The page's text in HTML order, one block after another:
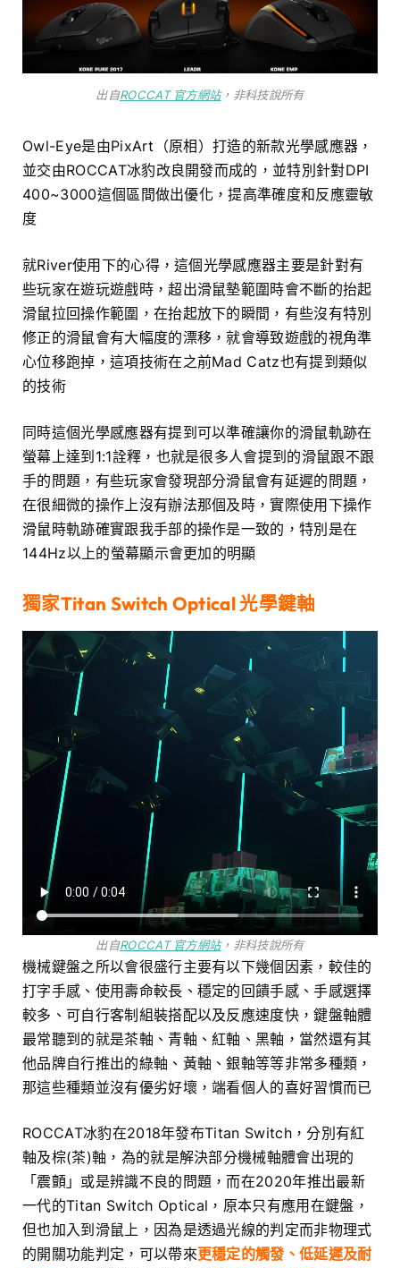
出自ROCCAT 官方網站，非科技說所有
Owl-Eye是由PixArt（原相）打造的新款光學感應器，
並交由ROCCAT冰豹改良開發而成的，並特別針對DPI
400~3000這個區間做出優化，提高準確度和反應靈敏
度
就River使用下的心得，這個光學感應器主要是針對有
些玩家在遊玩遊戲時，超出滑鼠墊範圍時會不斷的抬起
滑鼠拉回操作範圍，在抬起放下的瞬間，有些沒有特別
修正的滑鼠會有大幅度的漂移，就會導致遊戲的視角準
心位移跑掉，這項技術在之前Mad Catz也有提到類似
的技術
同時這個光學感應器有提到可以準確讓你的滑鼠軌跡在
螢幕上達到1:1詮釋，也就是很多人會提到的滑鼠跟不跟
手的問題，有些玩家會發現部分滑鼠會有延遲的問題，
在很細微的操作上沒有辦法那個及時，實際使用下操作
滑鼠時軌跡確實跟我手部的操作是一致的，特別是在
144Hz以上的螢幕顯示會更加的明顯
獨家Titan Switch Optical 光學鍵軸
出自ROCCAT 官方網站，非科技說所有
機械鍵盤之所以會很盛行主要有以下幾個因素，較佳的
打字手感、使用壽命較長、穩定的回饋手感、手感選擇
較多、可自行客制組裝搭配以及反應速度快，鍵盤軸體
最常聽到的就是茶軸、青軸、紅軸、黑軸，當然還有其
他品牌自行推出的綠軸、黃軸、銀軸等等非常多種類，
那這些種類並沒有優劣好壞，端看個人的喜好習慣而已
ROCCAT冰豹在2018年發布Titan Switch，分別有紅
軸及棕(茶)軸，為的就是解決部分機械軸體會出現的
「震顫」或是辨識不良的問題，而在2020年推出最新
一代的Titan Switch Optical，原本只有應用在鍵盤，
但也加入到滑鼠上，因為是透過光線的判定而非物理式
的開關功能判定，可以帶來更穩定的觸發、低延遲及耐